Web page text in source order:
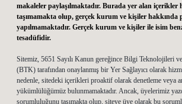
makaleler paylaşılmaktadır. Burada yer alan içerikler
taşımamakta olup, gerçek kurum ve kişiler hakkında
yapılmamaktadır. Gerçek kurum ve kişiler ile isim
tesadüfidir.
Sitemiz, 5651 Sayılı Kanun gereğince Bilgi Teknolojileri
(BTK) tarafından onaylanmış bir Yer Sağlayıcı olarak
nedenle, sitedeki içerikleri proaktif olarak denetleme veya
yükümlülüğümüz bulunmamaktadır. Ancak, üyelerimiz
sorumluluğunu taşımakta olup, siteye üye olarak bu